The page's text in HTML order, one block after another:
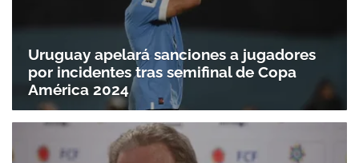
Uruguay apelará sanciones a jugadores
por incidentes tras semifinal de Copa
América 2024